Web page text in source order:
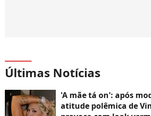
Últimas Notícias
'A mãe tá on': após
atitude polêmica de